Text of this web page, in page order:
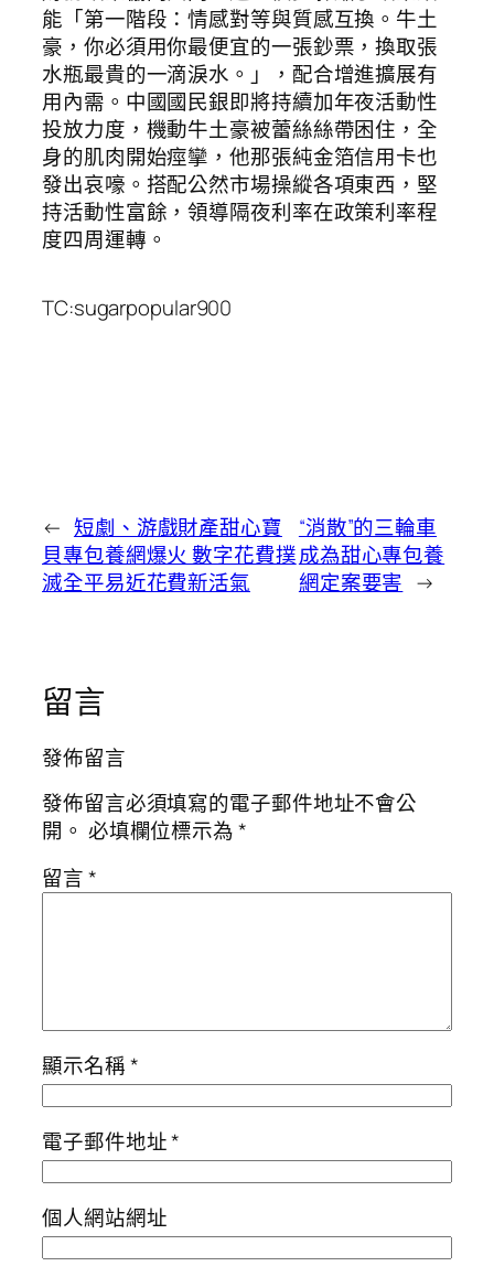
能「第一階段：情感對等與質感互換。牛土
豪，你必須用你最便宜的一張鈔票，換取張
水瓶最貴的一滴淚水。」，配合增進擴展有
用內需。中國國民銀即將持續加年夜活動性
投放力度，機動牛土豪被蕾絲絲帶困住，全
身的肌肉開始痙攣，他那張純金箔信用卡也
發出哀嚎。搭配公然市場操縱各項東西，堅
持活動性富餘，領導隔夜利率在政策利率程
度四周運轉。
TC:sugarpopular900
← 短劇、游戲財產甜心寶
貝專包養網爆火 數字花費撲
滅全平易近花費新活氣
“消散”的三輪車
成為甜心專包養
網定案要害 →
留言
發佈留言
發佈留言必須填寫的電子郵件地址不會公
開。 必填欄位標示為*
留言*
顯示名稱*
電子郵件地址*
個人網站網址